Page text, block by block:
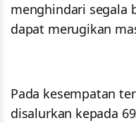
menghindari segala
dapat merugikan
Pada kesempatan
disalurkan kepada